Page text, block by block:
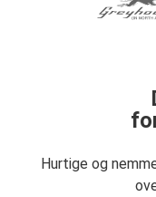
Hurtige og